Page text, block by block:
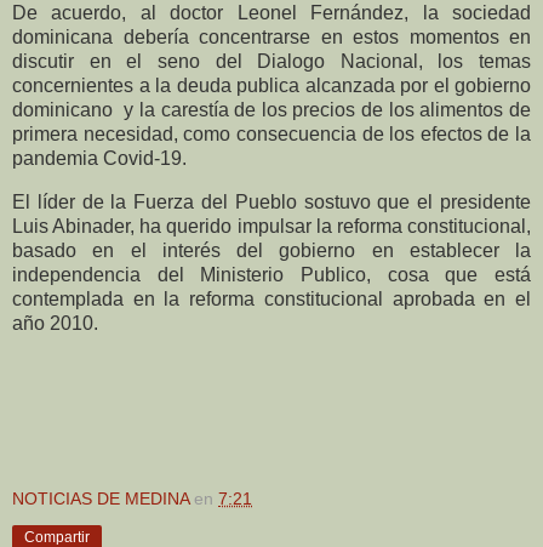
De acuerdo, al doctor Leonel Fernández, la sociedad
dominicana debería concentrarse en estos momentos en
discutir en el seno del Dialogo Nacional, los temas
concernientes a la deuda publica alcanzada por el gobierno
dominicano y la carestía de los precios de los alimentos de
primera necesidad, como consecuencia de los efectos de la
pandemia Covid-19.
El líder de la Fuerza del Pueblo sostuvo que el presidente
Luis Abinader, ha querido impulsar la reforma constitucional,
basado en el interés del gobierno en establecer la
independencia del Ministerio Publico, cosa que está
contemplada en la reforma constitucional aprobada en el
año 2010.
NOTICIAS DE MEDINA en 7:21
Compartir